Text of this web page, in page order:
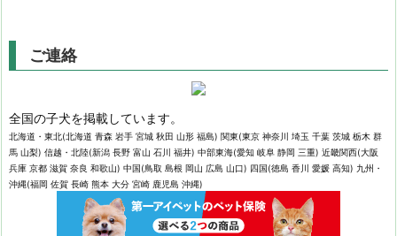
ご連絡
全国の子犬を掲載しています。
北海道・東北(北海道 青森 岩手 宮城 秋田 山形 福島) 関東(東京 神奈川 埼玉 千葉 茨城 栃木 群
馬 山梨) 信越・北陸(新潟 長野 富山 石川 福井) 中部東海(愛知 岐阜 静岡 三重) 近畿関西(大阪
兵庫 京都 滋賀 奈良 和歌山) 中国(鳥取 島根 岡山 広島 山口) 四国(徳島 香川 愛媛 高知) 九州・
沖縄(福岡 佐賀 長崎 熊本 大分 宮崎 鹿児島 沖縄)